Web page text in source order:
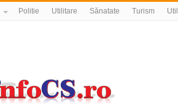
Politie Utilitare Sănatate Turism